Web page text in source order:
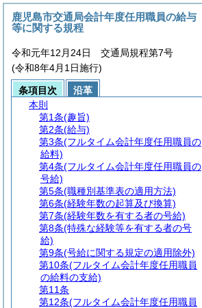
鹿児島市交通局会計年度任用職員の給与
等に関する規程
令和元年12月24日 交通局規程第7号
(令和8年4月1日施行)
条項目次
沿革
本則
第1条(趣旨)
第2条(給与)
第3条(フルタイム会計年度任用職員の
給料)
第4条(フルタイム会計年度任用職員の
号給)
第5条(職種別基準表の適用方法)
第6条(経験年数の起算及び換算)
第7条(経験年数を有する者の号給)
第8条(特殊な経験等を有する者の号
給)
第9条(号給に関する規定の適用除外)
第10条(フルタイム会計年度任用職員
の給料の支給)
第11条
第12条(フルタイム会計年度任用職員